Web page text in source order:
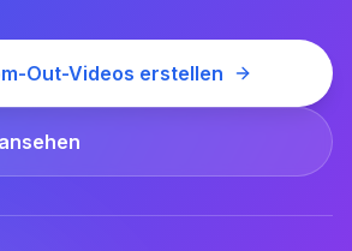
Out-Videos erstellen